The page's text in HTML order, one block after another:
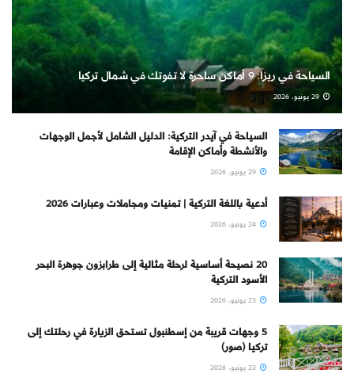
السياحة في ريزا: 9 أماكن ساحرة لا تفوتك في شمال تركيا
السياحة في آيدر التركية: الدليل الشامل لأجمل الوجهات
والأنشطة وأماكن الإقامة
أدعية باللغة التركية | تمنيات ومجاملات وعبارات 2026
20 نصيحة أساسية لرحلة مثالية إلى طرابزون جوهرة البحر
الأسود التركية
5 وجهات قريبة من إسطنبول تستحق الزيارة في رحلتك إلى
تركيا (صور)